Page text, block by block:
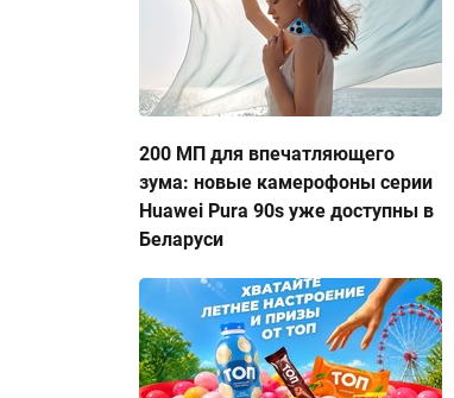
200 МП для впечатляющего
зума: новые камерофоны серии
Huawei Pura 90s уже доступны в
Беларуси